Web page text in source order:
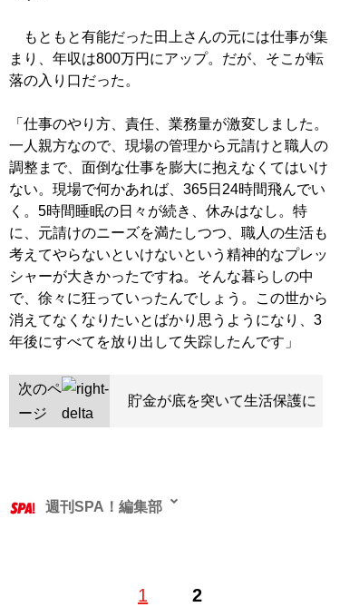
もともと有能だった田上さんの元には仕事が集
まり、年収は800万円にアップ。だが、そこが転
落の入り口だった。
「仕事のやり方、責任、業務量が激変しました。
一人親方なので、現場の管理から元請けと職人の
調整まで、面倒な仕事を膨大に抱えなくてはいけ
ない。現場で何かあれば、365日24時間飛んでい
く。5時間睡眠の日々が続き、休みはなし。特
に、元請けのニーズを満たしつつ、職人の生活も
考えてやらないといけないという精神的なプレッ
シャーが大きかったですね。そんな暮らしの中
で、徐々に狂っていったんでしょう。この世から
消えてなくなりたいとばかり思うようになり、3
年後にすべてを放り出して失踪したんです」
次のペ
ージ
貯金が底を突いて生活保護に
1 2
週刊SPA！編集部